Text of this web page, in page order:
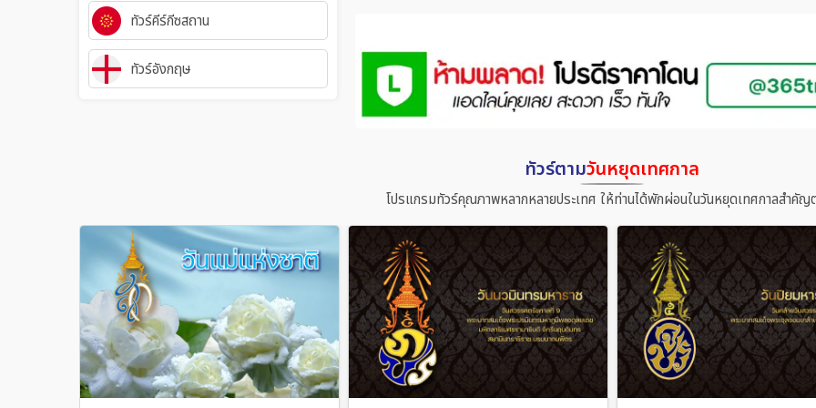
ทัวร์คีร์กีซสถาน
ทัวร์อังกฤษ
ทัวร์ตามวันหยุดเทศกาล
โปรแกรมทัวร์คุณภาพหลากหลายประเทศ ให้ท่านได้พักผ่อนในวันหยุดเทศกาลสำคัญ